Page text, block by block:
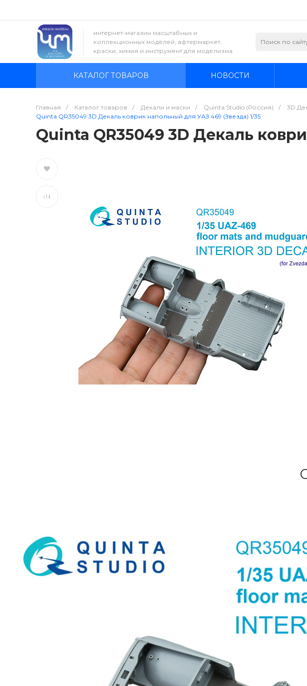
интернет-магазин масштабных и
коллекционных моделей, афтермаркет,
краски, химия и инструмент для моделизма
КАТАЛОГ ТОВАРОВ НОВОСТИ
Главная / Каталог товаров / Декали и маски / Quinta Studio (Россия) / 3D
Quinta QR35049 3D Декаль коврик напольный для УАЗ 469 (Звезда) 1/35
Quinta QR35049 3D Декаль